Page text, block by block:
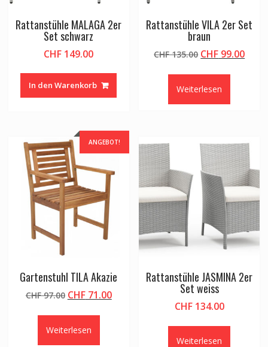
Rattanstühle MALAGA 2er
Set schwarz
CHF 149.00
In den Warenkorb
Rattanstühle VILA 2er Set
braun
CHF135.00
CHF 135.00
CHF 99.00
Weiterlesen
ANGEBOT!
Gartenstuhl TILA Akazie
CHF97.00 Ursprünglicher
CHF 97.00
CHF71.00Aktueller
Weiterlesen
Rattanstühle JASMINA 2er
Set weiss
CHF134.00
Weiterlesen